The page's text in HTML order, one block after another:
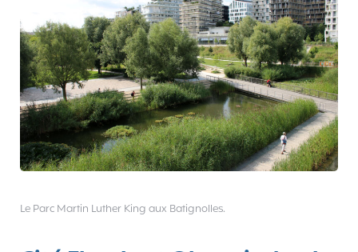
Le Parc Martin Luther King aux Batignolles.